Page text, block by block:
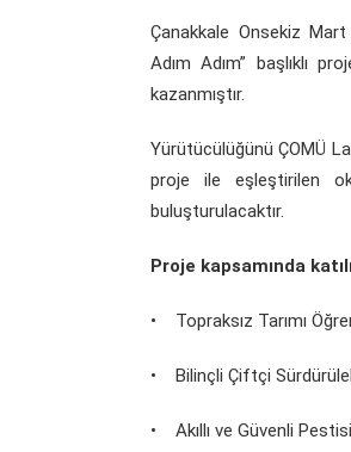
Çanakkale Onsekiz
Adım Adım” başlıklı
kazanmıştır.
Yürütücülüğünü ÇOMÜ
proje ile eşleştirilen
buluşturulacaktır.
Proje kapsamında
• Topraksız Tarımı
• Bilinçli Çiftçi
• Akıllı ve Güvenli